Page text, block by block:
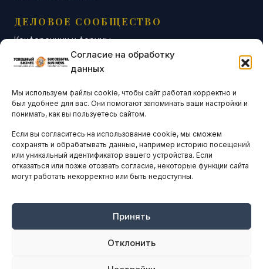
Согласие на обработку
данных
Мы используем файлы cookie, чтобы сайт работал корректно и
был удобнее для вас. Они помогают запоминать ваши настройки и
понимать, как вы пользуетесь сайтом.
Если вы согласитесь на использование cookie, мы сможем
сохранять и обрабатывать данные, например историю посещений
или уникальный идентификатор вашего устройства. Если
отказаться или позже отозвать согласие, некоторые функции сайта
могут работать некорректно или быть недоступны.
Принять
Отклонить
ДЕЛОВОЕ СООБЩЕСТВО
Конференции и форумы
Бизнес-клубы и ассоциации
Остальные новости
АНАЛИТИКА И СТАТИСТИКА
ARTICLES IN ENGLISH
НАВИГАЦИЯ
Оплата онлайн